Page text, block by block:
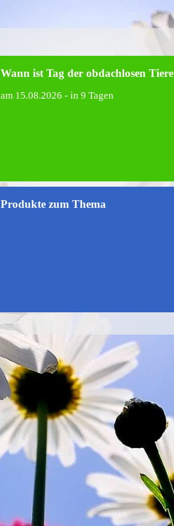
Wann ist Tag der obdachlosen Tiere
am 15.08.2026 - in 9 Tagen
Produkte zum Thema